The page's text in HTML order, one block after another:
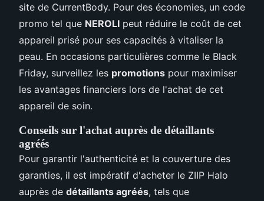
site de CurrentBody. Pour des économies, un code
promo tel que NEROLI peut réduire le coût de cet
appareil prisé pour ses capacités à vitaliser la
peau. En occasions particulières comme le Black
Friday, surveillez les promotions pour maximiser
les avantages financiers lors de l'achat de cet
appareil de soin.
Conseils sur l'achat auprès de détaillants
agréés
Pour garantir l'authenticité et la couverture des
garanties, il est impératif d'acheter le ZIIP Halo
auprès de détaillants agréés, tels que